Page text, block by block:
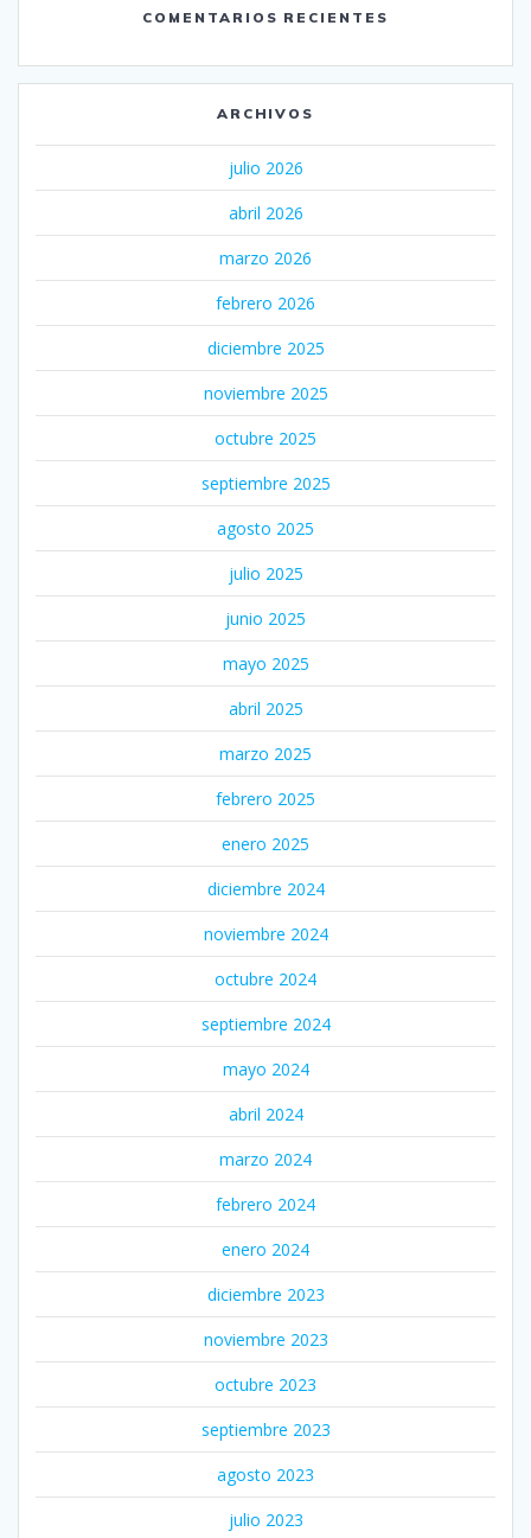
COMENTARIOS RECIENTES
ARCHIVOS
julio 2026
abril 2026
marzo 2026
febrero 2026
diciembre 2025
noviembre 2025
octubre 2025
septiembre 2025
agosto 2025
julio 2025
junio 2025
mayo 2025
abril 2025
marzo 2025
febrero 2025
enero 2025
diciembre 2024
noviembre 2024
octubre 2024
septiembre 2024
mayo 2024
abril 2024
marzo 2024
febrero 2024
enero 2024
diciembre 2023
noviembre 2023
octubre 2023
septiembre 2023
agosto 2023
julio 2023